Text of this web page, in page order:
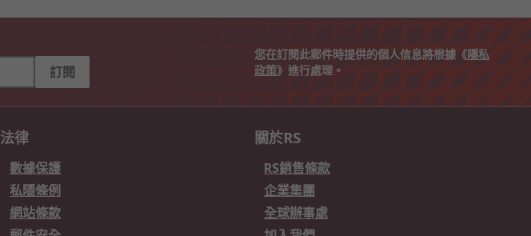
訂閱
您在訂閱此郵件時提供的個人信息將根據《隱私
政策》進行處理。
法律
數據保護
私隱條例
網站條款
關於RS
RS銷售條款
企業集團
全球辦事處